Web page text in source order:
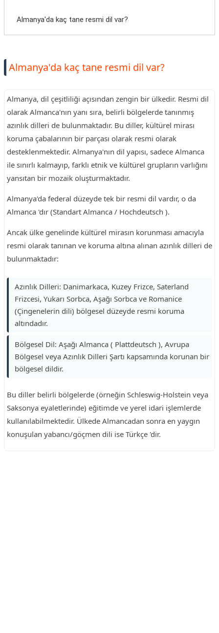
Almanya'da kaç tane resmi dil var?
Almanya'da kaç tane resmi dil var?
Almanya, dil çeşitliliği açısından zengin bir ülkedir. Resmi dil
olarak Almanca'nın yanı sıra, belirli bölgelerde tanınmış
azınlık dilleri de bulunmaktadır. Bu diller, kültürel mirası
koruma çabalarının bir parçası olarak resmi olarak
desteklenmektedir. Almanya'nın dil yapısı, sadece Almanca
ile sınırlı kalmayıp, farklı etnik ve kültürel grupların varlığını
yansıtan bir mozaik oluşturmaktadır.
Almanya'da federal düzeyde tek bir resmi dil vardır, o da
Almanca 'dır (Standart Almanca / Hochdeutsch ).
Ancak ülke genelinde kültürel mirasın korunması amacıyla
resmi olarak tanınan ve koruma altına alınan azınlık dilleri de
bulunmaktadır:
Azınlık Dilleri: Danimarkaca, Kuzey Frizce, Saterland
Frizcesi, Yukarı Sorbca, Aşağı Sorbca ve Romanice
(Çingenelerin dili) bölgesel düzeyde resmi koruma
altındadır.
Bölgesel Dil: Aşağı Almanca ( Plattdeutsch ), Avrupa
Bölgesel veya Azınlık Dilleri Şartı kapsamında korunan bir
bölgesel dildir.
Bu diller belirli bölgelerde (örneğin Schleswig-Holstein veya
Saksonya eyaletlerinde) eğitimde ve yerel idari işlemlerde
kullanılabilmektedir. Ülkede Almancadan sonra en yaygın
konuşulan yabancı/göçmen dili ise Türkçe 'dir.